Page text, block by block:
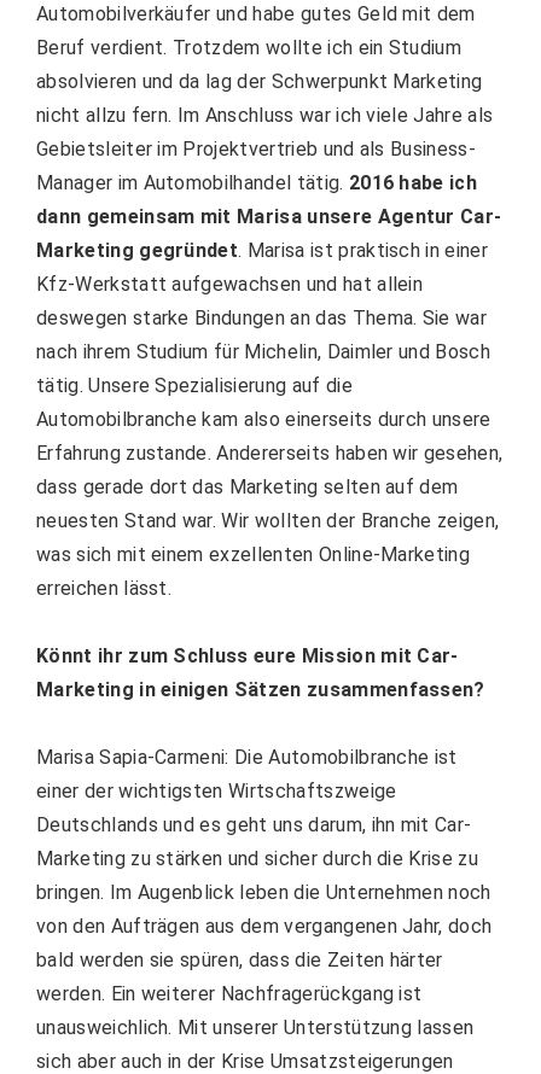
Automobilverkäufer und habe gutes Geld mit dem
Beruf verdient. Trotzdem wollte ich ein Studium
absolvieren und da lag der Schwerpunkt Marketing
nicht allzu fern. Im Anschluss war ich viele Jahre als
Gebietsleiter im Projektvertrieb und als Business-
Manager im Automobilhandel tätig. 2016 habe ich
dann gemeinsam mit Marisa unsere Agentur Car-
Marketing gegründet. Marisa ist praktisch in einer
Kfz-Werkstatt aufgewachsen und hat allein
deswegen starke Bindungen an das Thema. Sie war
nach ihrem Studium für Michelin, Daimler und Bosch
tätig. Unsere Spezialisierung auf die
Automobilbranche kam also einerseits durch unsere
Erfahrung zustande. Andererseits haben wir gesehen,
dass gerade dort das Marketing selten auf dem
neuesten Stand war. Wir wollten der Branche zeigen,
was sich mit einem exzellenten Online-Marketing
erreichen lässt.
Könnt ihr zum Schluss eure Mission mit Car-
Marketing in einigen Sätzen zusammenfassen?
Marisa Sapia-Carmeni: Die Automobilbranche ist
einer der wichtigsten Wirtschaftszweige
Deutschlands und es geht uns darum, ihn mit Car-
Marketing zu stärken und sicher durch die Krise zu
bringen. Im Augenblick leben die Unternehmen noch
von den Aufträgen aus dem vergangenen Jahr, doch
bald werden sie spüren, dass die Zeiten härter
werden. Ein weiterer Nachfragerückgang ist
unausweichlich. Mit unserer Unterstützung lassen
sich aber auch in der Krise Umsatzsteigerungen